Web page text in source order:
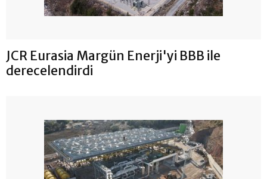
JCR Eurasia Margün Enerji'yi BBB ile
derecelendirdi